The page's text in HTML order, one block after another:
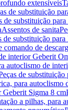
extensíveis
de substituição
de substituição
Assentos de sanita
de substituição
comando de
interior Geberit
autoclismo de
de
para
Geberit Sigma 8 cm
a pilhas, para